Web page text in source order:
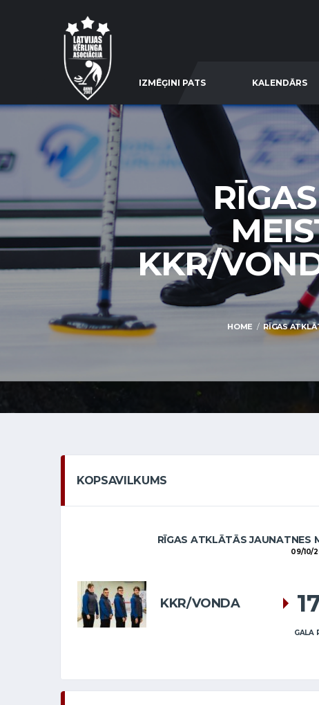
IZMĒĢINI PATS KALENDĀRS
KKR/
HOME RĪGAS
KOPSAVILKUMS
RĪGAS ATKLĀTĀS JAUNATNES
09/10/
KKR/VONDA
GALA